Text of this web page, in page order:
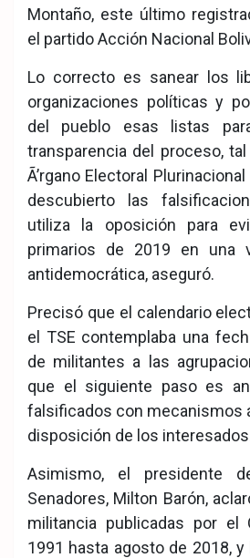
Montaño, este último
el partido Acción Nacional
Lo correcto es sanear los
organizaciones políticas y
del pueblo esas listas
transparencia del proceso,
Ã’rgano Electoral
descubierto las
utiliza la oposición para
primarios de 2019 en una
antidemocrática, aseguró.
Precisó que el calendario
el TSE contemplaba una
de militantes a las
que el siguiente paso es
falsificados con mecanismos
disposición de los
Asimismo, el presidente
Senadores, Milton Barón,
militancia publicadas por el
1991 hasta agosto de 2018,